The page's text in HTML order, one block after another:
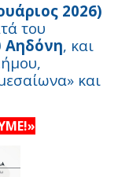
2026)
του
Αηδόνη, και
και